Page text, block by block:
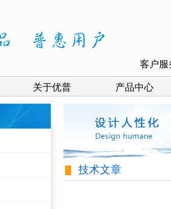
客户服
关于优普 产品中心
技术文章